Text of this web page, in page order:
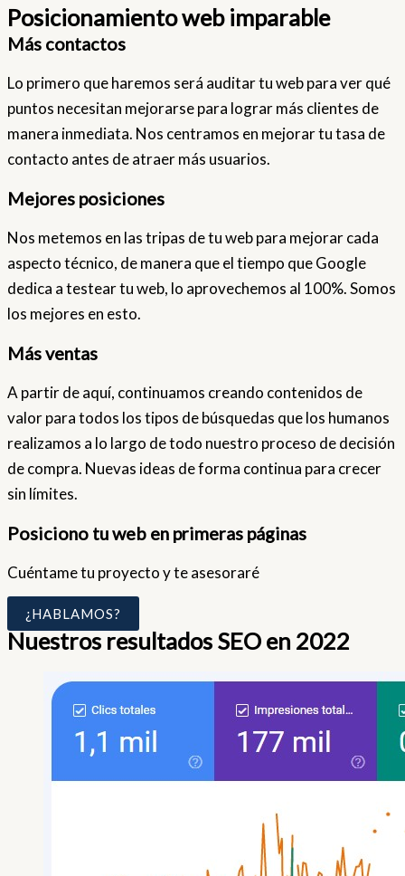
Posicionamiento web imparable
Más contactos
Lo primero que haremos será auditar tu web para ver qué
puntos necesitan mejorarse para lograr más clientes de
manera inmediata. Nos centramos en mejorar tu tasa de
contacto antes de atraer más usuarios.
Mejores posiciones
Nos metemos en las tripas de tu web para mejorar cada
aspecto técnico, de manera que el tiempo que Google
dedica a testear tu web, lo aprovechemos al 100%. Somos
los mejores en esto.
Más ventas
A partir de aquí, continuamos creando contenidos de
valor para todos los tipos de búsquedas que los humanos
realizamos a lo largo de todo nuestro proceso de decisión
de compra. Nuevas ideas de forma continua para crecer
sin límites.
Posiciono tu web en primeras páginas
Cuéntame tu proyecto y te asesoraré
¿HABLAMOS?
Nuestros resultados SEO en 2022